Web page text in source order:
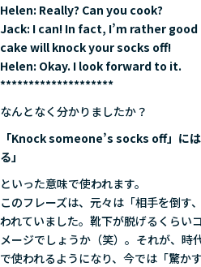
Helen: Really? Can you cook?
Jack: I can! In fact, I’m rather
cake will knock your socks off!
Helen: Okay. I look forward to it.
********************
なんとなく分かりましたか？
「Knock someone’s socks off」に
る」
といった意味で使われます。
このフレーズは、元々は「相手を倒す
われていました。靴下が脱げるくらい
メージでしょうか（笑）。それが、時
で使われるようになり、今では「驚か